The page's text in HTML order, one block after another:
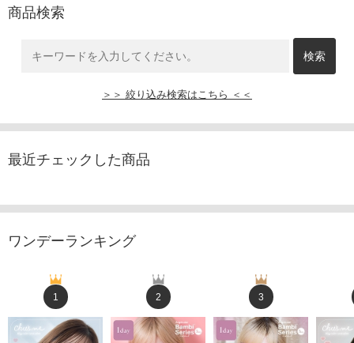
商品検索
＞＞ 絞り込み検索はこちら ＜＜
最近チェックした商品
ワンデーランキング
1 2 3